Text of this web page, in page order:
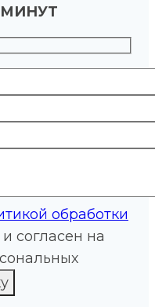
МИНУТ
обработки
и согласен на